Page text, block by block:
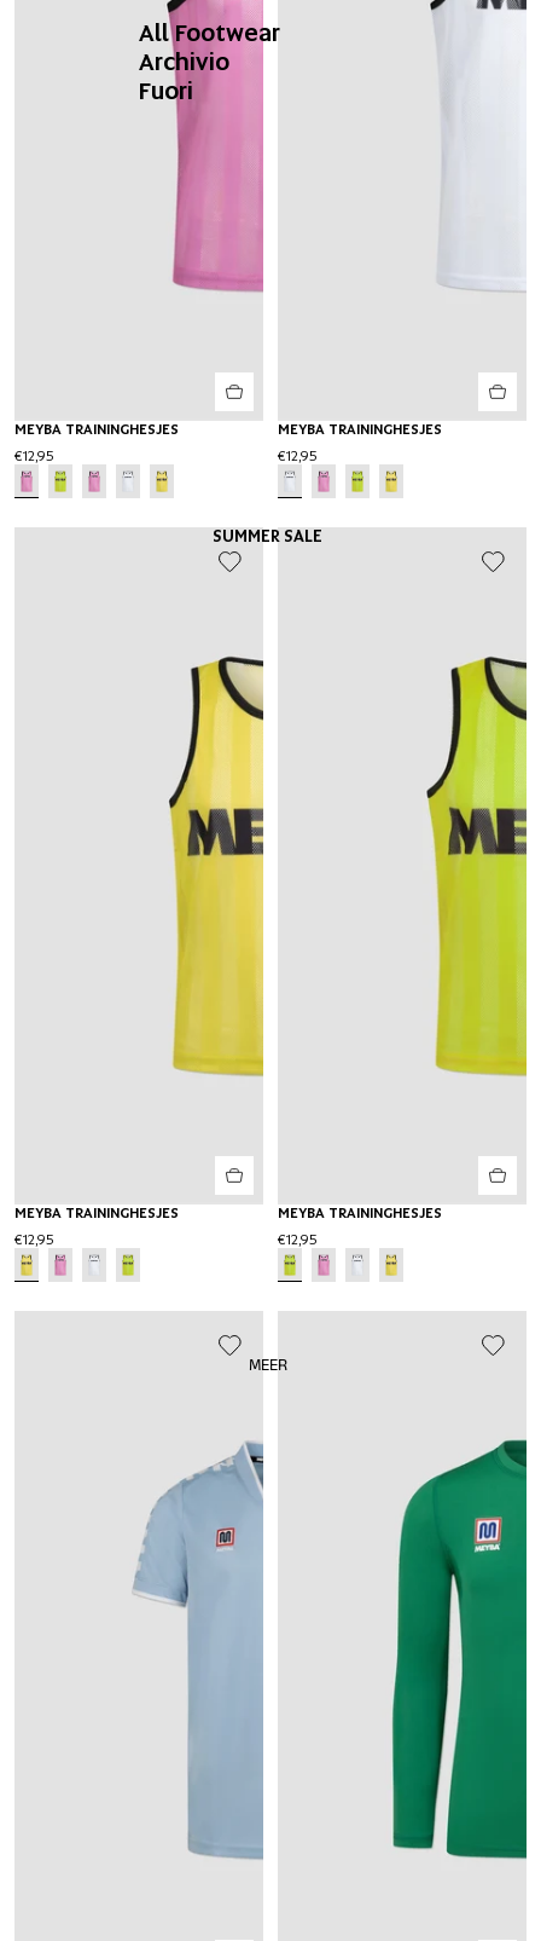
All Footwear
Archivio
Fuori
SUMMER SALE
MEER
MEYBA TRAININGHESJES
€12,95
MEYBA TRAININGHESJES
€12,95
MEYBA TRAININGHESJES
€12,95
MEYBA TRAININGHESJES
€12,95